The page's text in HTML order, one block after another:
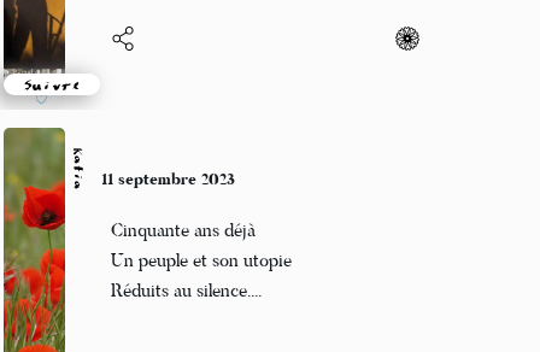
Suivre
Marcel_FREEDOM 9 septembre 2023
Ile de délire
Un temps je me perds au large
J'apprends des marées